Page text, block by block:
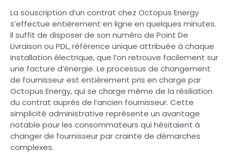
La souscription d’un contrat chez Octopus Energy
s’effectue entièrement en ligne en quelques minutes.
Il suffit de disposer de son numéro de Point De
Livraison ou PDL, référence unique attribuée à chaque
installation électrique, que l’on retrouve facilement sur
une facture d’énergie. Le processus de changement
de fournisseur est entièrement pris en charge par
Octopus Energy, qui se charge même de la résiliation
du contrat auprès de l’ancien fournisseur. Cette
simplicité administrative représente un avantage
notable pour les consommateurs qui hésitaient à
changer de fournisseur par crainte de démarches
complexes.